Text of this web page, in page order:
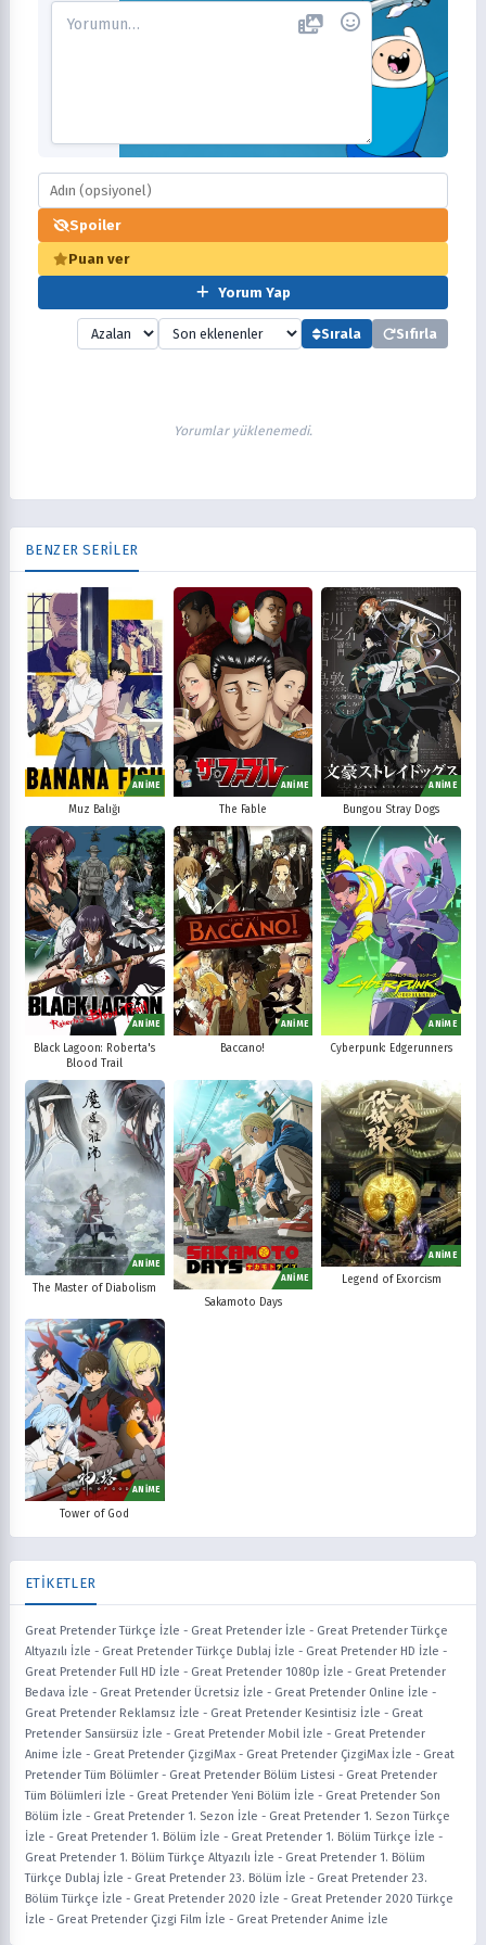
Spoiler
Puan ver
Yorum Yap
Sırala Sıfırla
Yorumlar yüklenemedi.
BENZER SERİLER
ANİME
Muz Balığı
ANİME
The Fable
ANİME
Bungou Stray Dogs
ANİME
Black Lagoon: Roberta's
Blood Trail
ANİME
Baccano!
ANİME
Cyberpunk: Edgerunners
ANİME
The Master of Diabolism
ANİME
Sakamoto Days
ANİME
Legend of Exorcism
ANİME
Tower of God
ETİKETLER
Great Pretender Türkçe İzle - Great Pretender İzle - Great Pretender Türkçe
Altyazılı İzle - Great Pretender Türkçe Dublaj İzle - Great Pretender HD İzle -
Great Pretender Full HD İzle - Great Pretender 1080p İzle - Great Pretender
Bedava İzle - Great Pretender Ücretsiz İzle - Great Pretender Online İzle -
Great Pretender Reklamsız İzle - Great Pretender Kesintisiz İzle - Great
Pretender Sansürsüz İzle - Great Pretender Mobil İzle - Great Pretender
Anime İzle - Great Pretender ÇizgiMax - Great Pretender ÇizgiMax İzle - Great
Pretender Tüm Bölümler - Great Pretender Bölüm Listesi - Great Pretender
Tüm Bölümleri İzle - Great Pretender Yeni Bölüm İzle - Great Pretender Son
Bölüm İzle - Great Pretender 1. Sezon İzle - Great Pretender 1. Sezon Türkçe
İzle - Great Pretender 1. Bölüm İzle - Great Pretender 1. Bölüm Türkçe İzle -
Great Pretender 1. Bölüm Türkçe Altyazılı İzle - Great Pretender 1. Bölüm
Türkçe Dublaj İzle - Great Pretender 23. Bölüm İzle - Great Pretender 23.
Bölüm Türkçe İzle - Great Pretender 2020 İzle - Great Pretender 2020 Türkçe
İzle - Great Pretender Çizgi Film İzle - Great Pretender Anime İzle